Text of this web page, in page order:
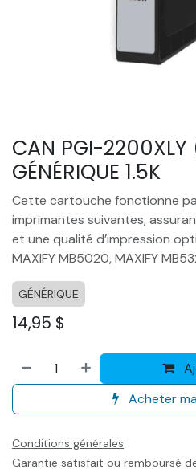
CAN PGI-2200XLY
GÉNÉRIQUE 1.5K
Cette cartouche fonctionne
imprimantes suivantes,
et une qualité d’impression
MAXIFY MB5020, MAXIFY
GÉNÉRIQUE
14,95 $
Acheter
Conditions générales
Garantie satisfait ou remboursé